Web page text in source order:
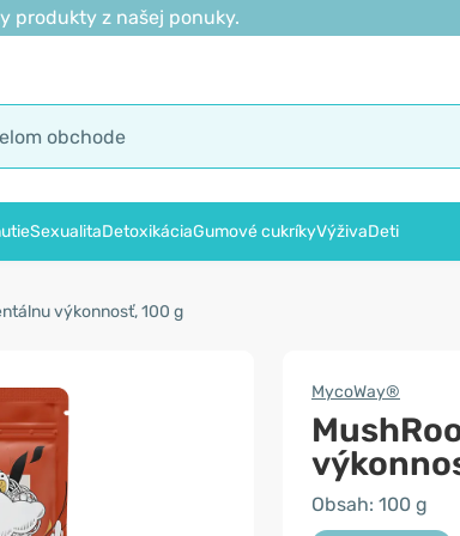
produkty z našej ponuky.
SexualitaDetoxikáciaGumové cukríkyVýživaDeti
výkonnosť, 100 g
MycoWay®
Obsah: 100 g